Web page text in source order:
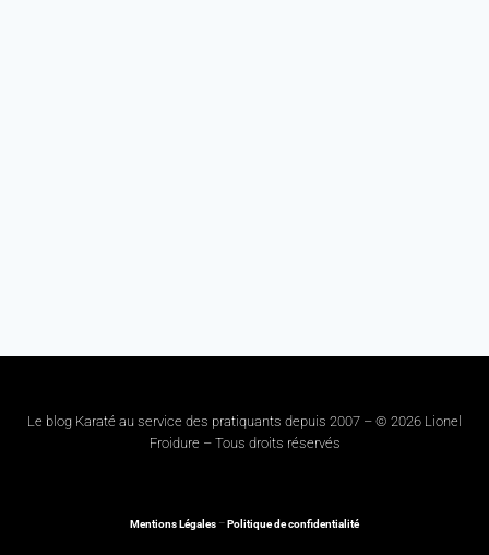
Le blog Karaté au service des pratiquants depuis 2007 – © 2026 Lionel
Froidure – Tous droits réservés
Mentions Légales –Politique de confidentialité